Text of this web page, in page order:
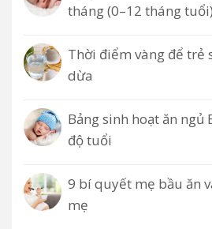
tháng (0–12 tháng tuổi)
Thời điểm vàng để trẻ
dừa
Bảng sinh hoạt ăn ngủ
độ tuổi
9 bí quyết mẹ bầu ăn
mẹ